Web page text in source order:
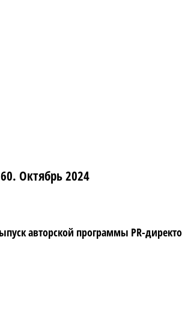
Октябрь 2024
авторской программы PR-